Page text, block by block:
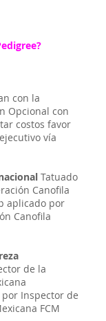
con la
Opcional con
costos favor
vía
Tatuado
Canofila
aplicado por
Canofila
de la
Inspector de
FCM